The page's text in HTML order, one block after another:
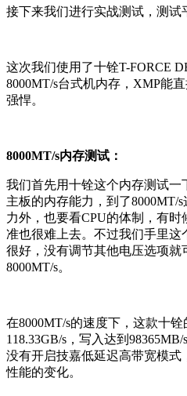
接下来我们进行实战测试，测试
这次我们使用了十铨T-FORCE
8000MT/s台式机内存，XMP能
强悍。
8000MT/s内存测试：
我们首先用十铨这个内存测试一
主板的内存能力，到了8000MT/
力外，也要看CPU的体制，有
准也很难上去。不过我们手里这
很好，没有调节其他电压选项就
8000MT/s。
在8000MT/s的速度下，这款十
118.33GB/s，写入达到
没有开启技嘉低延迟高带宽模
性能的变化。